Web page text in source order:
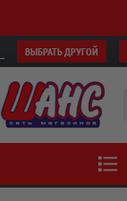
ВЫБРАТЬ ДРУГОЙ